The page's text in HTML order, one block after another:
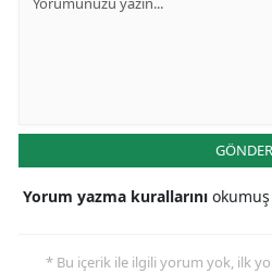
GÖNDER
Yorum yazma kurallarını okumuş
* Bu içerik ile ilgili yorum yok, ilk